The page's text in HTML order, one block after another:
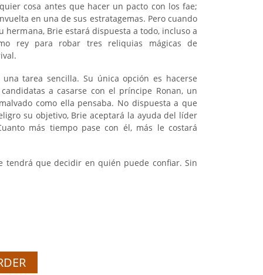
cosa antes que hacer un pacto con los fae;
en una de sus estratagemas. Pero cuando
hermana, Brie estará dispuesta a todo, incluso a
rey para robar tres reliquias mágicas de
tarea sencilla. Su única opción es hacerse
a casarse con el príncipe Ronan, un
como ella pensaba. No dispuesta a que
su objetivo, Brie aceptará la ayuda del líder
más tiempo pase con él, más le costará
tendrá que decidir en quién puede confiar. Sin